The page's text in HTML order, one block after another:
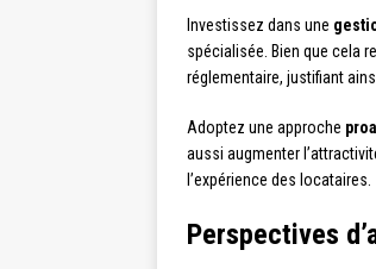
Investissez dans une
spécialisée. Bien que cela
réglementaire, justifiant
Adoptez une approche
aussi augmenter
l’expérience des locataires.
Perspectives